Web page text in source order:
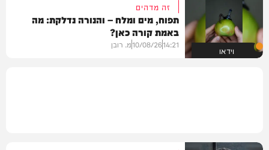
וידאו
זה מדהים
תפוח, מים ומלח – והנורה נדלקת: מה
באמת קורה כאן?
14:21
10/08/26מ. רובן